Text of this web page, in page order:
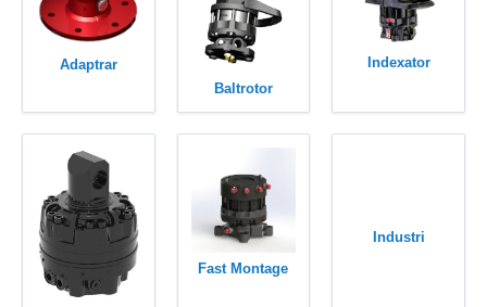
Adaptrar
Baltrotor
Indexator
Fast Montage
Industri